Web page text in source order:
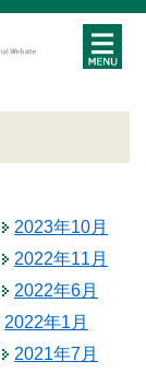
2023年10月
2022年11月
2022年6月
2022年1月
2021年7月